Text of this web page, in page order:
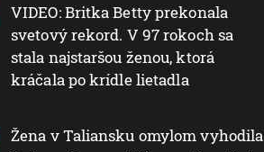
VIDEO: Britka Betty prekonala
svetový rekord. V 97 rokoch sa
stala najstaršou ženou, ktorá
kráčala po krídle lietadla
Žena v Taliansku omylom vyhodila